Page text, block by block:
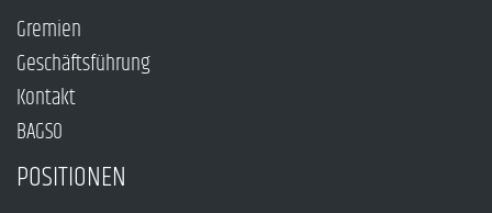
Gremien
Geschäftsführung
Kontakt
BAGSO
POSITIONEN